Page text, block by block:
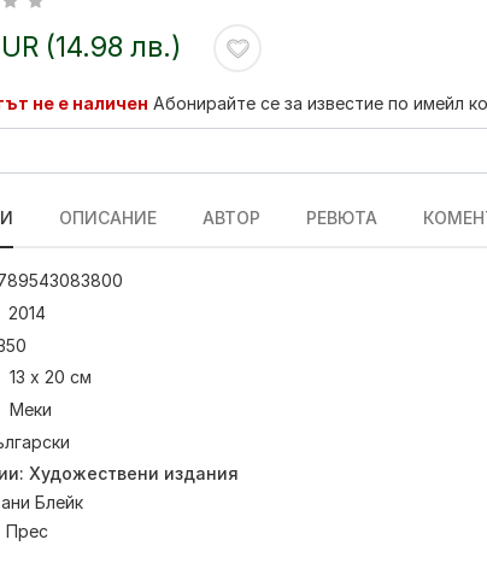
(14.98 лв.)
не е наличен Абонирайте се за известие по имейл
ОПИСАНИЕ АВТОР РЕВЮТА
2014
13 х 20 см
Меки
Художествени издания
Блейк
Прес